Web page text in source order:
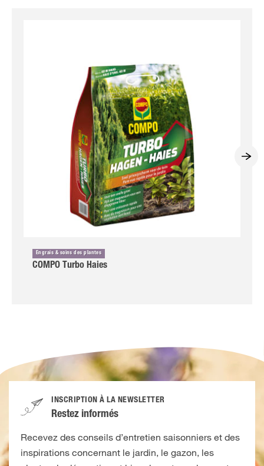
Engrais & soins des plantes
COMPO Turbo Haies
INSCRIPTION À LA NEWSLETTER
Restez informés
Recevez des conseils d’entretien saisonniers et des
inspirations concernant le jardin, le gazon, les